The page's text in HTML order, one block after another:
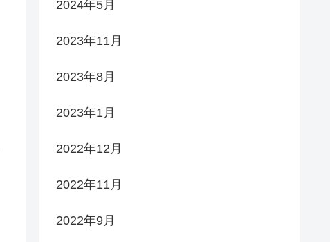
2024年5月
2023年11月
2023年8月
2023年1月
2022年12月
2022年11月
2022年9月